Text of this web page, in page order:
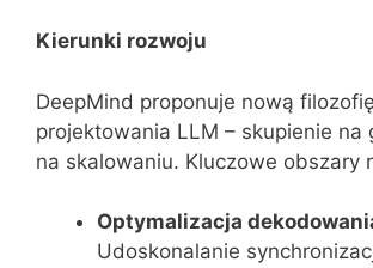
Kierunki rozwoju
DeepMind proponuje nową filozofię
projektowania LLM – skupienie na
na skalowaniu. Kluczowe obszary
Optymalizacja
Udoskonalanie